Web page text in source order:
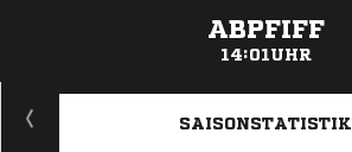
ABPFIFF
14:01UHR
ANZEIGE
SAISONSTATISTIK